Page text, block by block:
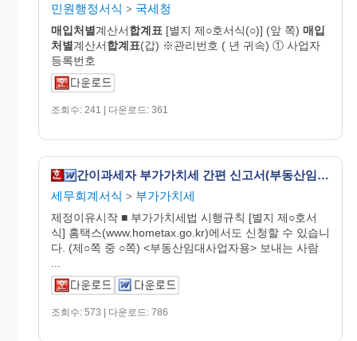
민원행정서식 > 국세청
매입처별계산서합계표 [별지 제○호서식(○)] (앞 쪽) 매입
처별계산서합계표(갑) ※관리번호 ( 년 귀속) ① 사업자
등록번호
조회수: 241 | 다운로드: 361
간이과세자 부가가치세 간편 신고서(부동산임대사업자용), 매입처별 세금계산서합계표 [부가가치세법 시행규칙 서식45]
세무회계서식 > 부가가치세
제정이유시작 ■ 부가가치세법 시행규칙 [별지 제○호서
식] 홈택스(www.hometax.go.kr)에서도 신청할 수 있습니
다. (제○쪽 중 ○쪽) <부동산임대사업자용> 보내는 사람
조회수: 573 | 다운로드: 786